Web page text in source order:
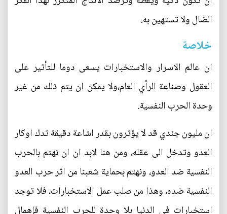
الضال ولا تستهين به.
خلاصة
ان عالم الاسرار والاستخبارات يسعى دوما للتأثير على
العقول وصناعة الرأي العام،ولا يمكن ان يتم ذلك من غير
وحدة الحرب النفسية.
ان مليون جندي قد لا يؤثرون بقدر اشاعة دقيقة تدك اوكار
العدو وتدخل الى عقله، ومن هنا لابد ان ان نهتم بالحرب
النفسية ضد العدو، ونهتم بحماية شعبنا من اثر حرب العدو
النفسية ضده، وهذا من صلب عمل الاستخبارات، فلا توجد
استخبارات في الدنيا بلا وحدة للحرب النفسية فإهمال